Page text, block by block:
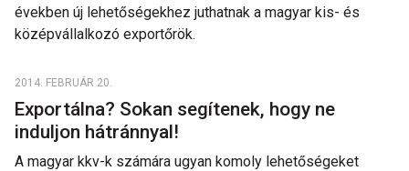
években új lehetőségekhez juthatnak a magyar kis- és
középvállalkozó exportőrök.
2014. FEBRUÁR 20.
Exportálna? Sokan segítenek, hogy ne
induljon hátránnyal!
A magyar kkv-k számára ugyan komoly lehetőségeket